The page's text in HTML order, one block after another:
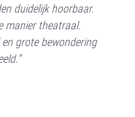
duidelijk hoorbaar.
manier theatraal.
grote bewondering